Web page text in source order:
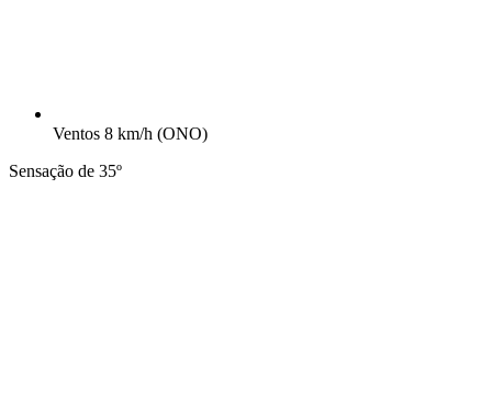
Ventos 8 km/h (ONO)
Sensação de 35º